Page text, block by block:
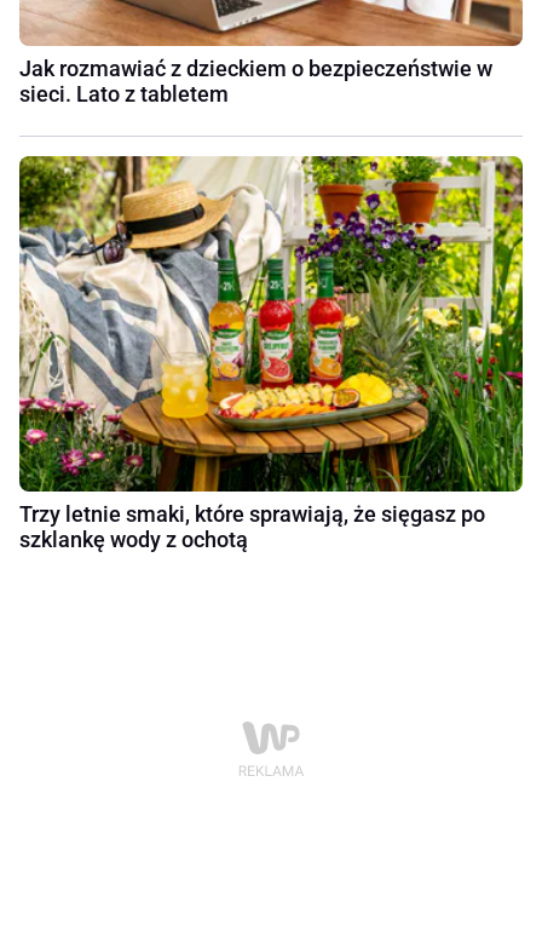
Jak rozmawiać z dzieckiem o bezpieczeństwie w
sieci. Lato z tabletem
Trzy letnie smaki, które sprawiają, że sięgasz po
szklankę wody z ochotą